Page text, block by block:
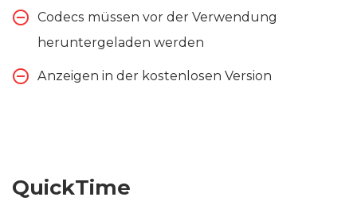
Codecs müssen vor der Verwendung
heruntergeladen werden
Anzeigen in der kostenlosen Version
QuickTime